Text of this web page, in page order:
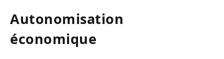
Autonomisation
économique